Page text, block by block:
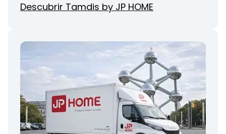
Descubrir Tamdis by JP HOME